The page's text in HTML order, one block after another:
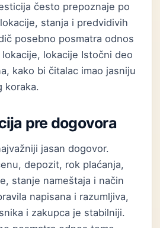
često prepoznaje po
stanja i predvidivih
posebno posmatra odnos
lokacije Istočni deo
kako bi čitalac imao jasniju
koraka.
pre dogovora
jasan dogovor.
depozit, rok plaćanja,
stanje nameštaja i način
napisana i razumljiva,
i zakupca je stabilniji.